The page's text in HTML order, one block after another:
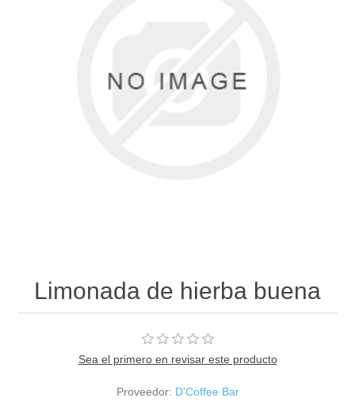
Limonada de hierba buena
Sea el primero en revisar este producto
Proveedor: D'Coffee Bar